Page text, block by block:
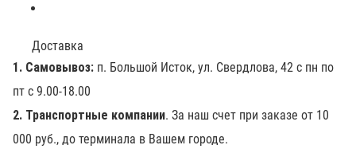
Доставка
1. Самовывоз: п. Большой Исток, ул. Свердлова, 42 с пн по
пт с 9.00-18.00
2. Транспортные компании. За наш счет при заказе от 10
000 руб., до терминала в Вашем городе.